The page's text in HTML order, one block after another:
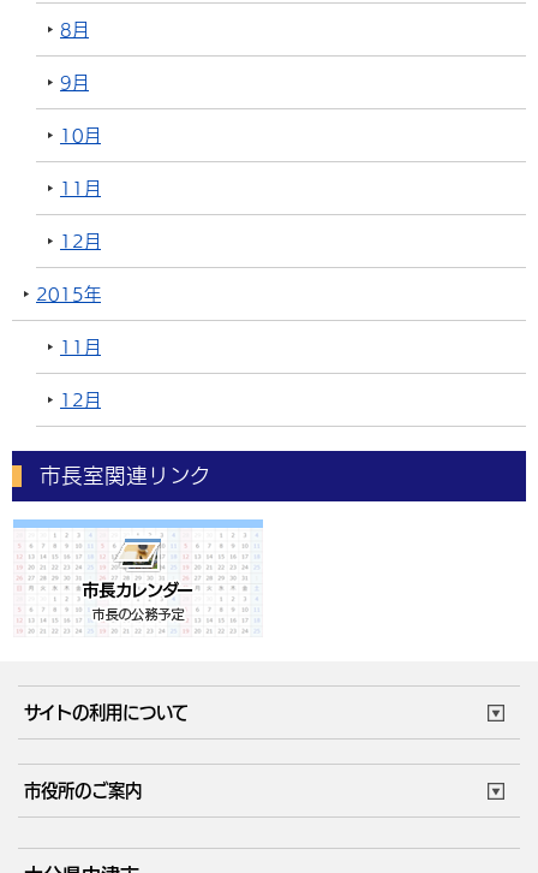
8月
9月
10月
11月
12月
2015年
11月
12月
市長室関連リンク
サイトの利用について
市役所のご案内
庁舎地図 組織案内